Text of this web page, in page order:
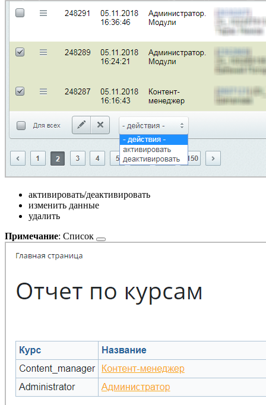
активировать/деактивировать
изменить данные
удалить
Примечание: Список